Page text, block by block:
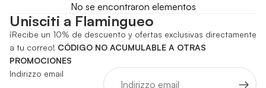
No se encontraron elementos
Unisciti a Flamingueo
¡Recibe un 10% de descuento y ofertas exclusivas directamente
a tu correo! CÓDIGO NO ACUMULABLE A OTRAS
PROMOCIONES
Indirizzo email